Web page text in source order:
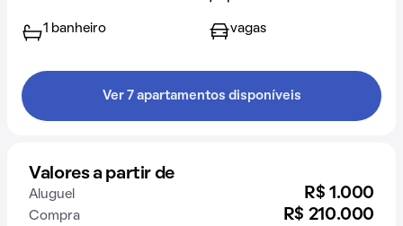
1 banheiro vagas
Ver 7 apartamentos disponíveis
Valores a partir de
Aluguel R$ 1.000
Compra R$ 210.000